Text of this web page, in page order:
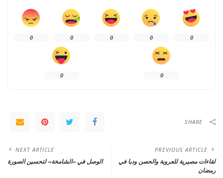
0
0
0
0
0
0
0
SHARE
PREVIOUS ARTICLE
لقاءات مصيرية للعروبة والحصن ودبا في
رمضان
NEXT ARTICLE
الوصل في «الشامخة» لتحسين الصورة